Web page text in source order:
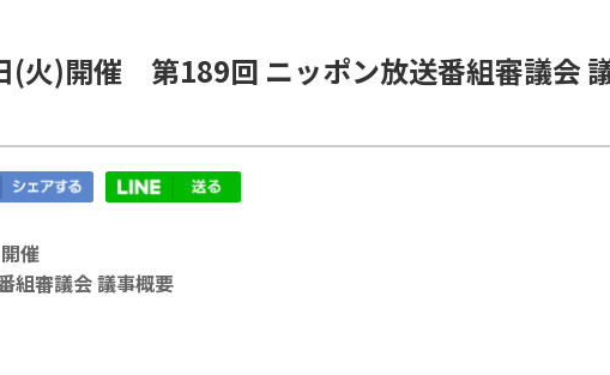
(火)開催 第189回 ニッポン放送番組審議会
催
組審議会 議事概要